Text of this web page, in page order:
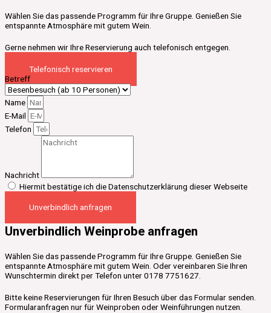
Wählen Sie das passende Programm für Ihre Gruppe. Genießen Sie
entspannte Atmosphäre mit gutem Wein.
Gerne nehmen wir Ihre Reservierung auch telefonisch entgegen.
Telefonisch reservieren
Betreff
Name
E-Mail
Telefon
Nachricht
Hiermit bestätige ich die Datenschutzerklärung dieser Webseite
Unverbindlich anfragen
Unverbindlich Weinprobe anfragen
Wählen Sie das passende Programm für Ihre Gruppe. Genießen Sie
entspannte Atmosphäre mit gutem Wein. Oder vereinbaren Sie Ihren
Wunschtermin direkt per Telefon unter 0178 7751627.
Bitte keine Reservierungen für Ihren Besuch über das Formular senden.
Formularanfragen nur für Weinproben oder Weinführungen nutzen.